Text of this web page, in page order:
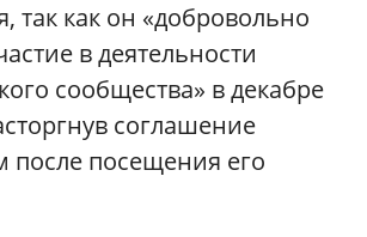
так как он «добровольно
в деятельности
сообщества» в декабре
соглашение
после посещения его